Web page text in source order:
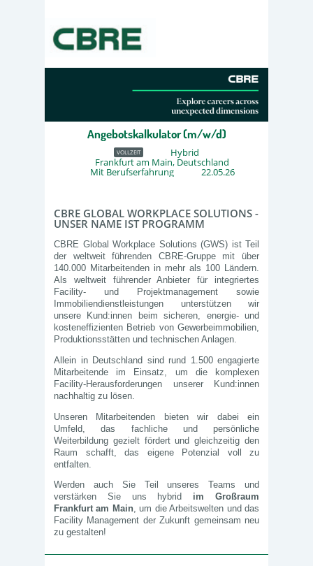
Angebotskalkulator (m/w/d)
VOLLZEIT Hybrid
Frankfurt am Main, Deutschland
Mit Berufserfahrung 22.05.26
CBRE GLOBAL WORKPLACE SOLUTIONS -
UNSER NAME IST PROGRAMM
CBRE Global Workplace Solutions (GWS) ist Teil
der weltweit führenden CBRE‑Gruppe mit über
140.000 Mitarbeitenden in mehr als 100 Ländern.
Als weltweit führender Anbieter für integriertes
Facility‑ und Projektmanagement sowie
Immobiliendienstleistungen unterstützen wir
unsere Kund:innen beim sicheren, energie‑ und
kosteneffizienten Betrieb von Gewerbeimmobilien,
Produktionsstätten und technischen Anlagen.
Allein in Deutschland sind rund 1.500 engagierte
Mitarbeitende im Einsatz, um die komplexen
Facility‑Herausforderungen unserer Kund:innen
nachhaltig zu lösen.
Unseren Mitarbeitenden bieten wir dabei ein
Umfeld, das fachliche und persönliche
Weiterbildung gezielt fördert und gleichzeitig den
Raum schafft, das eigene Potenzial voll zu
entfalten.
Werden auch Sie Teil unseres Teams und
verstärken Sie uns hybrid im Großraum
Frankfurt am Main, um die Arbeitswelten und das
Facility Management der Zukunft gemeinsam neu
zu gestalten!